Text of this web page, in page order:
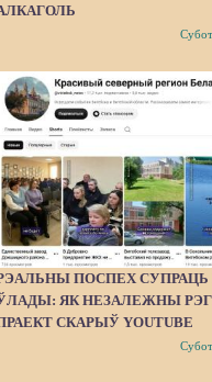
ПОСПЕХ СУПРАЦЬ
ЯК НЕЗАЛЕЖНЫ
СКАРЫЎ YOUTUBE